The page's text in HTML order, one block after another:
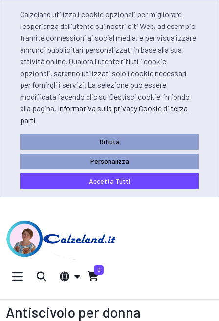
Calzeland utilizza i cookie opzionali per migliorare
l'esperienza dell'utente sui nostri siti Web, ad esempio
tramite connessioni ai social media, e per visualizzare
annunci pubblicitari personalizzati in base alla sua
attività online. Qualora l'utente rifiuti i cookie
opzionali, saranno utilizzati solo i cookie necessari
per fornirgli i servizi. La selezione può essere
modificata facendo clic su 'Gestisci cookie' in fondo
alla pagina. Informativa sulla privacy Cookie di terza
parti
Rifiuta
Personalizza
Accetta Tutti
0
Antiscivolo per donna